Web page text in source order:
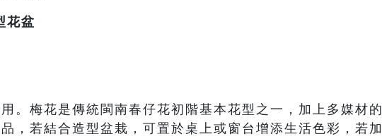
花盆
。梅花是傳統閩南春仔花初階基本花型之一，加上多媒材
，若結合造型盆栽，可置於桌上或窗台增添生活色彩，若